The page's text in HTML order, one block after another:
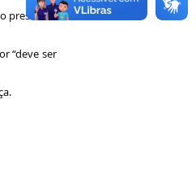
prestador
“deve ser